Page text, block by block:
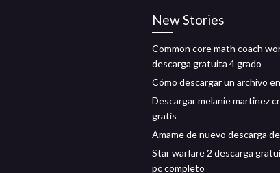
New Stories
Common core math coach
descarga gratuita 4 grado
Cómo descargar un archivo
Descargar melanie martinez
gratis
Ámame de nuevo descarga
Star warfare 2 descarga
pc completo